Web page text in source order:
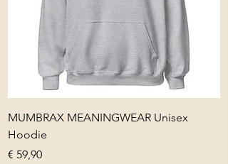
MUMBRAX MEANINGWEAR Unisex
Hoodie
Preis
€ 59,90